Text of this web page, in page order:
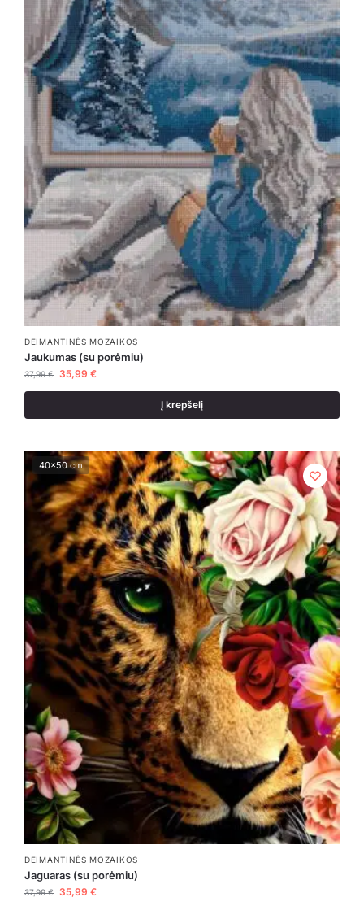
DEIMANTINĖS MOZAIKOS
Jaukumas (su porėmiu)
37,99€ 35,99 €
Į krepšelį
40x50 cm
DEIMANTINĖS MOZAIKOS
Jaguaras (su porėmiu)
37,99€ 35,99 €